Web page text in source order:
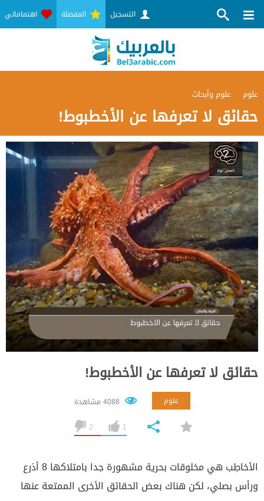
اهتماماتي المفضلة التسجيل
علوم علوم وأبحاث
حقائق لا تعرفها عن الأخطبوط!
حقائق لا تعرفها عن الأخطبوط!
علوم
1
2
الأخاطِب هي مخلوقات بحرية مشهورة جدا بامتلاكها 8 أذرع
ورأس بصلي، لكن هناك بعض الحقائق الأخرى الممتعة عنها